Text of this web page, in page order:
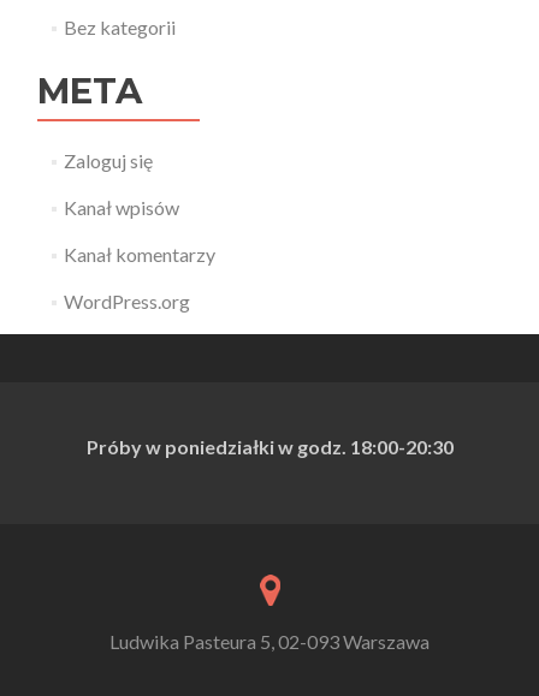
Bez kategorii
META
Zaloguj się
Kanał wpisów
Kanał komentarzy
WordPress.org
Próby w poniedziałki w godz. 18:00-20:30
Ludwika Pasteura 5, 02-093 Warszawa